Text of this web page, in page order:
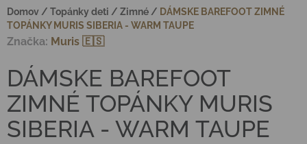
Domov / Topánky deti / Zimné / DÁMSKE BAREFOOT ZIMNÉ
TOPÁNKY MURIS SIBERIA - WARM TAUPE
DÁMSKE BAREFOOT
ZIMNÉ TOPÁNKY MURIS
SIBERIA - WARM TAUPE
Značka: Muris 🇪🇸